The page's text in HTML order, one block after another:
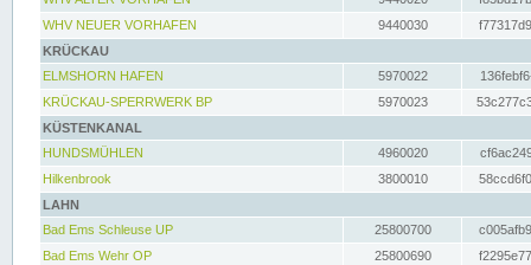
WHV NEUER VORHAFEN
9440030
KRÜCKAU
ELMSHORN HAFEN
5970022
KRÜCKAU-SPERRWERK BP
5970023
KÜSTENKANAL
HUNDSMÜHLEN
4960020
Hilkenbrook
3800010
LAHN
Bad Ems Schleuse UP
25800700
Bad Ems Wehr OP
25800690